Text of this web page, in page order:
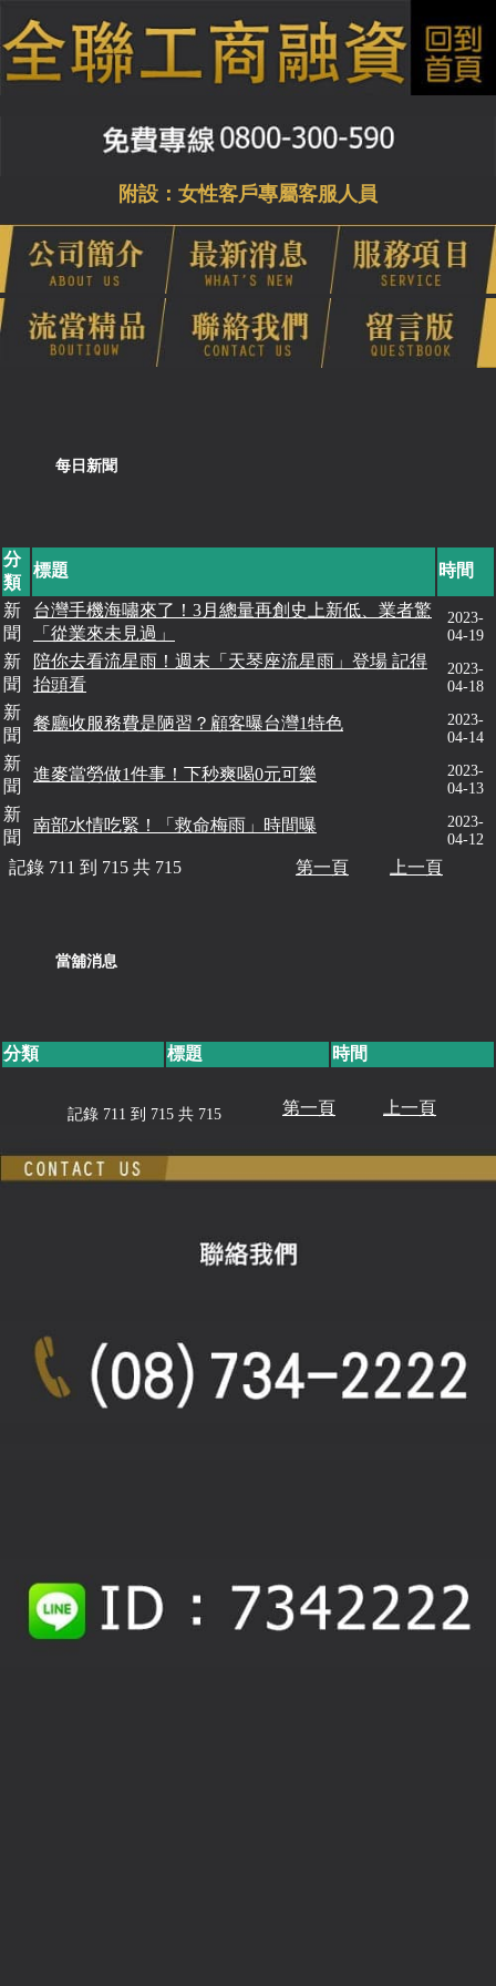
附設：女性客戶專屬客服人員
每日新聞
分
類
標題 時間
新
聞
台灣手機海嘯來了！3月總量再創史上新低、業者驚
「從業來未見過」
2023-
04-19
新
聞
陪你去看流星雨！週末「天琴座流星雨」登場 記得
抬頭看
2023-
04-18
新
聞
餐廳收服務費是陋習？顧客曝台灣1特色
2023-
04-14
新
聞
進麥當勞做1件事！下秒爽喝0元可樂
2023-
04-13
新
聞
南部水情吃緊！「救命梅雨」時間曝
2023-
04-12
記錄 711 到 715 共 715 第一頁 上一頁
當舖消息
分類 標題 時間
記錄 711 到 715 共 715 第一頁 上一頁